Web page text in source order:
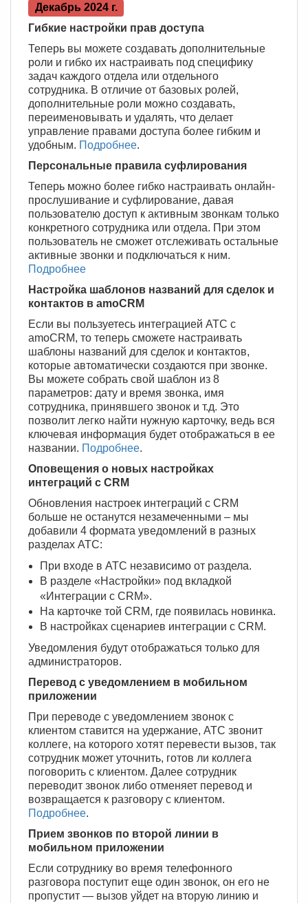
Декабрь 2024 г.
Гибкие настройки прав доступа
Теперь вы можете создавать дополнительные
роли и гибко их настраивать под специфику
задач каждого отдела или отдельного
сотрудника. В отличие от базовых ролей,
дополнительные роли можно создавать,
переименовывать и удалять, что делает
управление правами доступа более гибким и
удобным. Подробнее.
Персональные правила суфлирования
Теперь можно более гибко настраивать онлайн-
прослушивание и суфлирование, давая
пользователю доступ к активным звонкам только
конкретного сотрудника или отдела. При этом
пользователь не сможет отслеживать остальные
активные звонки и подключаться к ним.
Подробнее
Настройка шаблонов названий для сделок и
контактов в amoCRM
Если вы пользуетесь интеграцией АТС с
amoCRM, то теперь сможете настраивать
шаблоны названий для сделок и контактов,
которые автоматически создаются при звонке.
Вы можете собрать свой шаблон из 8
параметров: дату и время звонка, имя
сотрудника, принявшего звонок и т.д. Это
позволит легко найти нужную карточку, ведь вся
ключевая информация будет отображаться в ее
названии. Подробнее.
Оповещения о новых настройках
интеграций с CRM
Обновления настроек интеграций с CRM
больше не останутся незамеченными – мы
добавили 4 формата уведомлений в разных
разделах АТС:
При входе в АТС независимо от раздела.
В разделе «Настройки» под вкладкой
«Интеграции с CRM».
На карточке той CRM, где появилась новинка.
В настройках сценариев интеграции с CRM.
Уведомления будут отображаться только для
администраторов.
Перевод с уведомлением в мобильном
приложении
При переводе с уведомлением звонок с
клиентом ставится на удержание, АТС звонит
коллеге, на которого хотят перевести вызов, так
сотрудник может уточнить, готов ли коллега
поговорить с клиентом. Далее сотрудник
переводит звонок либо отменяет перевод и
возвращается к разговору с клиентом.
Подробнее.
Прием звонков по второй линии в
мобильном приложении
Если сотруднику во время телефонного
разговора поступит еще один звонок, он его не
пропустит — вызов уйдет на вторую линию и